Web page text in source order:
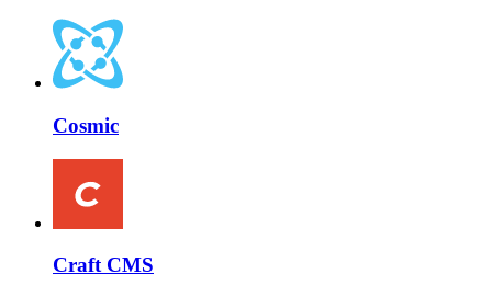
Cosmic
Craft CMS